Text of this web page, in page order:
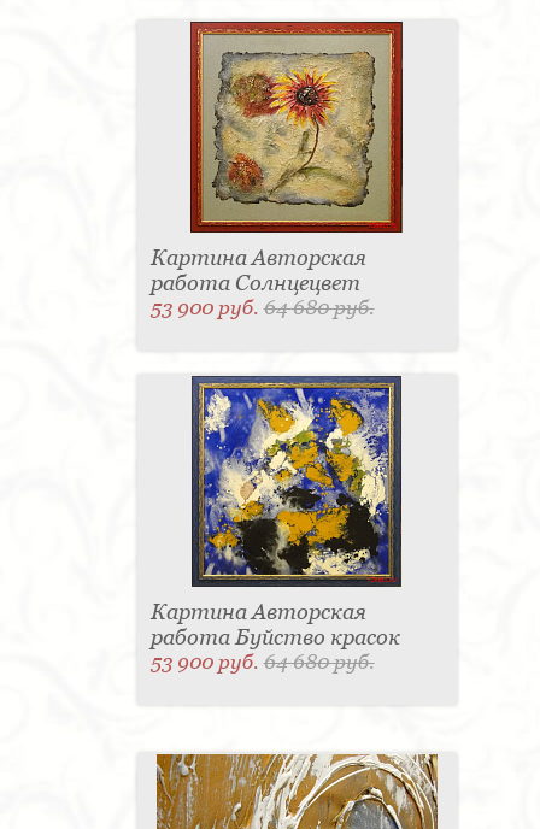
Картина Авторская
работа Солнцецвет
53 900 руб.64 680 руб.
Картина Авторская
работа Буйство красок
53 900 руб.64 680 руб.